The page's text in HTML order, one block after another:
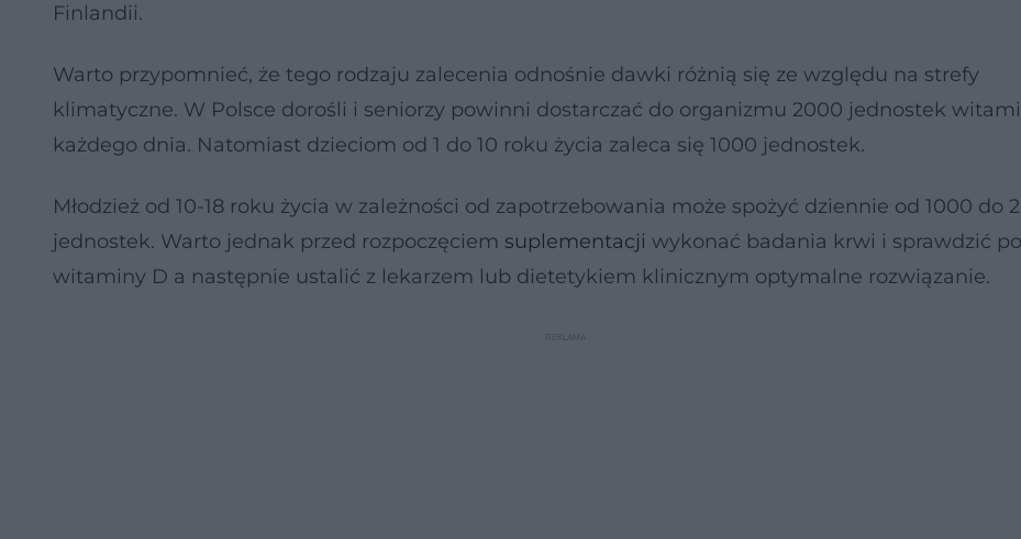
Finlandii.
Warto przypomnieć, że tego rodzaju zalecenia odnośnie dawki różnią się ze względu na strefy
klimatyczne. W Polsce dorośli i seniorzy powinni dostarczać do organizmu 2000 jednostek
każdego dnia. Natomiast dzieciom od 1 do 10 roku życia zaleca się 1000 jednostek.
Młodzież od 10-18 roku życia w zależności od zapotrzebowania może spożyć dziennie od 1000 do
jednostek. Warto jednak przed rozpoczęciem suplementacji wykonać badania krwi i sprawdzić
witaminy D a następnie ustalić z lekarzem lub dietetykiem klinicznym optymalne rozwiązanie.